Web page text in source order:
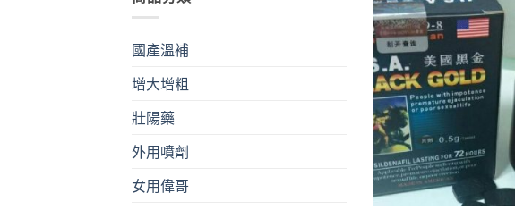
國產溫補
增大增粗
壯陽藥
外用噴劑
女用偉哥
+